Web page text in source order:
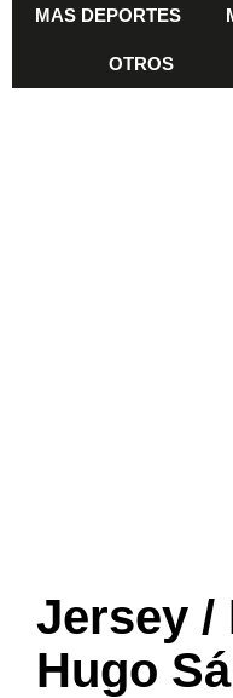
MAS DEPORTES
OTROS
Jersey /
Hugo